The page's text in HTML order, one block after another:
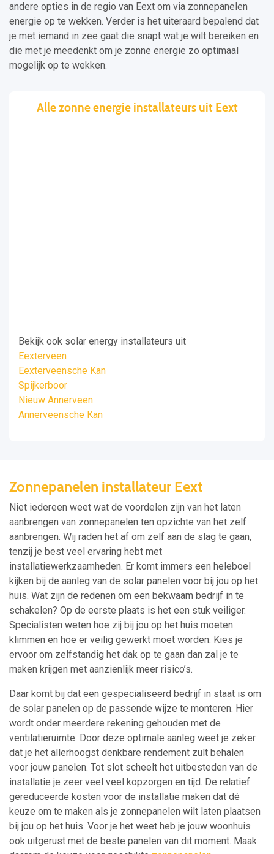
andere opties in de regio van Eext om via zonnepanelen
energie op te wekken. Verder is het uiteraard bepalend dat
je met iemand in zee gaat die snapt wat je wilt bereiken en
die met je meedenkt om je zonne energie zo optimaal
mogelijk op te wekken.
Alle zonne energie installateurs uit Eext
Bekijk ook solar energy installateurs uit
Eexterveen
Eexterveensche Kan
Spijkerboor
Nieuw Annerveen
Annerveensche Kan
Zonnepanelen installateur Eext
Niet iedereen weet wat de voordelen zijn van het laten
aanbrengen van zonnepanelen ten opzichte van het zelf
aanbrengen. Wij raden het af om zelf aan de slag te gaan,
tenzij je best veel ervaring hebt met
installatiewerkzaamheden. Er komt immers een heleboel
kijken bij de aanleg van de solar panelen voor bij jou op het
huis. Wat zijn de redenen om een bekwaam bedrijf in te
schakelen? Op de eerste plaats is het een stuk veiliger.
Specialisten weten hoe zij bij jou op het huis moeten
klimmen en hoe er veilig gewerkt moet worden. Kies je
ervoor om zelfstandig het dak op te gaan dan zal je te
maken krijgen met aanzienlijk meer risico’s.
Daar komt bij dat een gespecialiseerd bedrijf in staat is om
de solar panelen op de passende wijze te monteren. Hier
wordt onder meerdere rekening gehouden met de
ventilatieruimte. Door deze optimale aanleg weet je zeker
dat je het allerhoogst denkbare rendement zult behalen
voor jouw panelen. Tot slot scheelt het uitbesteden van de
installatie je zeer veel veel kopzorgen en tijd. De relatief
gereduceerde kosten voor de installatie maken dat dé
keuze om te maken als je zonnepanelen wilt laten plaatsen
bij jou op het huis. Voor je het weet heb je jouw woonhuis
ook uitgerust met de beste panelen van dit moment. Maak